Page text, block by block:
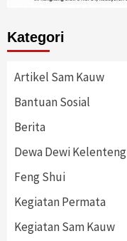
Kategori
Artikel Sam Kauw
Bantuan Sosial
Berita
Dewa Dewi Kelenteng
Feng Shui
Kegiatan Permata
Kegiatan Sam Kauw